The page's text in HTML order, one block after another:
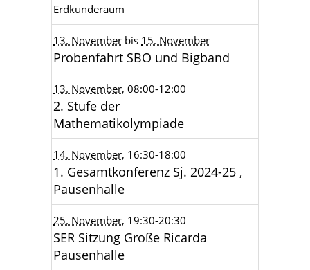
Erdkunderaum
13. November bis 15. November
Probenfahrt SBO und Bigband
13. November, 08:00-12:00
2. Stufe der
Mathematikolympiade
14. November, 16:30-18:00
1. Gesamtkonferenz Sj. 2024-25 ,
Pausenhalle
25. November, 19:30-20:30
SER Sitzung Große Ricarda
Pausenhalle